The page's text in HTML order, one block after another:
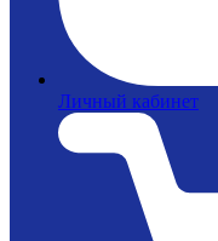
Личный кабинет